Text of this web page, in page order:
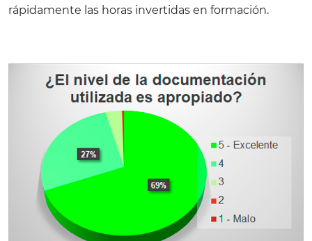
rápidamente las horas invertidas en formación.